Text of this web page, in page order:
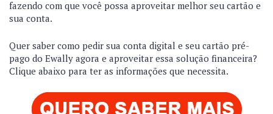
fazendo com que você possa aproveitar melhor seu cartão e
sua conta.
Quer saber como pedir sua conta digital e seu cartão pré-
pago do Ewally agora e aproveitar essa solução financeira?
Clique abaixo para ter as informações que necessita.